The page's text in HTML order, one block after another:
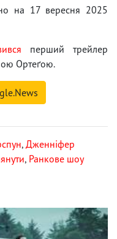
на 17 вересня 2025
перший трейлер
Ортеґою.
, Дженніфер
, Ранкове шоу